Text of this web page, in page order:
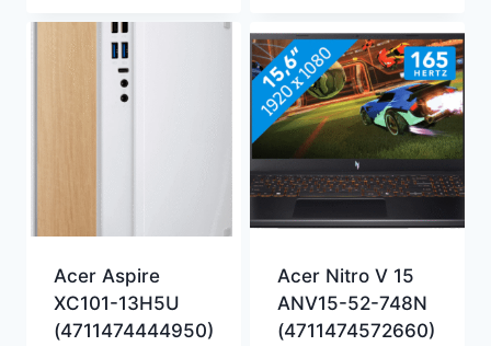
Acer Aspire
XC101-13H5U
(4711474444950)
Acer Nitro V 15
ANV15-52-748N
(4711474572660)